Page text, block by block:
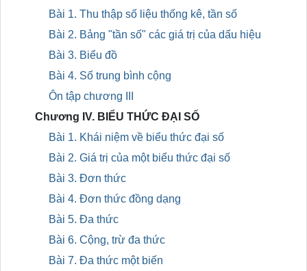
Bài 1. Thu thập số liệu thống kê, tần số
Bài 2. Bảng "tần số" các giá trị của dấu hiệu
Bài 3. Biểu đồ
Bài 4. Số trung bình cộng
Ôn tập chương III
Chương IV. BIỂU THỨC ĐẠI SỐ
Bài 1. Khái niệm về biểu thức đại số
Bài 2. Giá trị của một biểu thức đại số
Bài 3. Đơn thức
Bài 4. Đơn thức đồng dạng
Bài 5. Đa thức
Bài 6. Cộng, trừ đa thức
Bài 7. Đa thức một biến